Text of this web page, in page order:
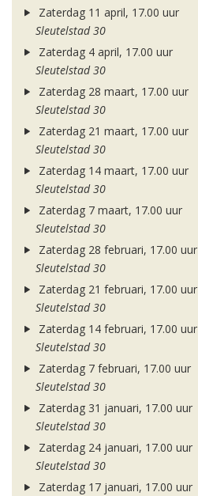
Zaterdag 11 april, 17.00 uur
Sleutelstad 30
Zaterdag 4 april, 17.00 uur
Sleutelstad 30
Zaterdag 28 maart, 17.00 uur
Sleutelstad 30
Zaterdag 21 maart, 17.00 uur
Sleutelstad 30
Zaterdag 14 maart, 17.00 uur
Sleutelstad 30
Zaterdag 7 maart, 17.00 uur
Sleutelstad 30
Zaterdag 28 februari, 17.00 uur
Sleutelstad 30
Zaterdag 21 februari, 17.00 uur
Sleutelstad 30
Zaterdag 14 februari, 17.00 uur
Sleutelstad 30
Zaterdag 7 februari, 17.00 uur
Sleutelstad 30
Zaterdag 31 januari, 17.00 uur
Sleutelstad 30
Zaterdag 24 januari, 17.00 uur
Sleutelstad 30
Zaterdag 17 januari, 17.00 uur